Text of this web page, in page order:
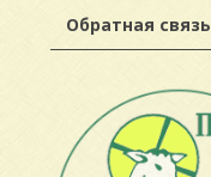
Обратная связь